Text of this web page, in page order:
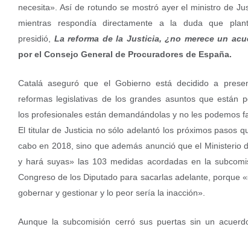
necesita». Así de rotundo se mostró ayer el ministro de
mientras respondía directamente a la duda que
presidió, La reforma de la Justicia, ¿no merece un
por el Consejo General de Procuradores de España.
Catalá aseguró que el Gobierno está decidido a
reformas legislativas de los grandes asuntos que están
los profesionales están demandándolas y no les podemos
El titular de Justicia no sólo adelantó los próximos pasos
cabo en 2018, sino que además anunció que el Ministerio
y hará suyas» las 103 medidas acordadas en la
Congreso de los Diputado para sacarlas adelante, porque
gobernar y gestionar y lo peor sería la inacción».
Aunque la subcomisión cerró sus puertas sin un